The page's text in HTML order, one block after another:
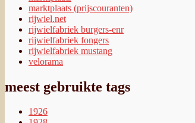
marktplaats (prijscouranten)
rijwiel.net
rijwielfabriek burgers-enr
rijwielfabriek fongers
rijwielfabriek mustang
velorama
meest gebruikte tags
1926